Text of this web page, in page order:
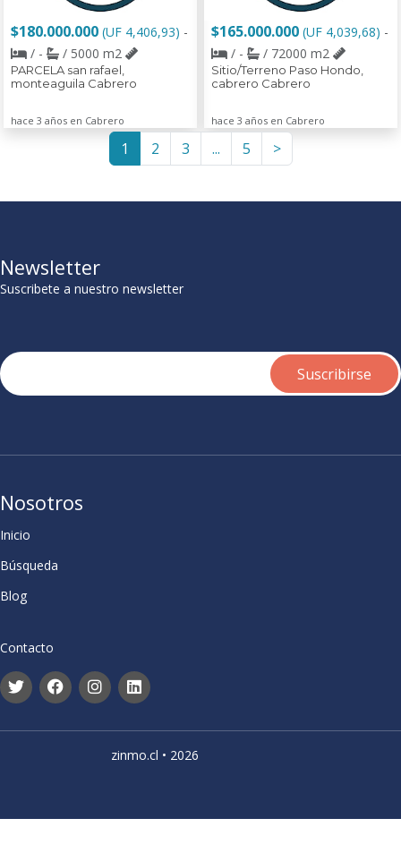
$180.000.000 (UF 4,406,93) -
/ -
/ 5000 m2
PARCELA san rafael,
monteaguila Cabrero
hace 3 años en Cabrero
$165.000.000 (UF 4,039,68) -
/ -
/ 72000 m2
Sitio/Terreno Paso Hondo,
cabrero Cabrero
hace 3 años en Cabrero
1 2 3 ... 5 >
Newsletter
Suscribete a nuestro newsletter
Nosotros
Inicio
Búsqueda
Blog
Contacto
zinmo.cl • 2026